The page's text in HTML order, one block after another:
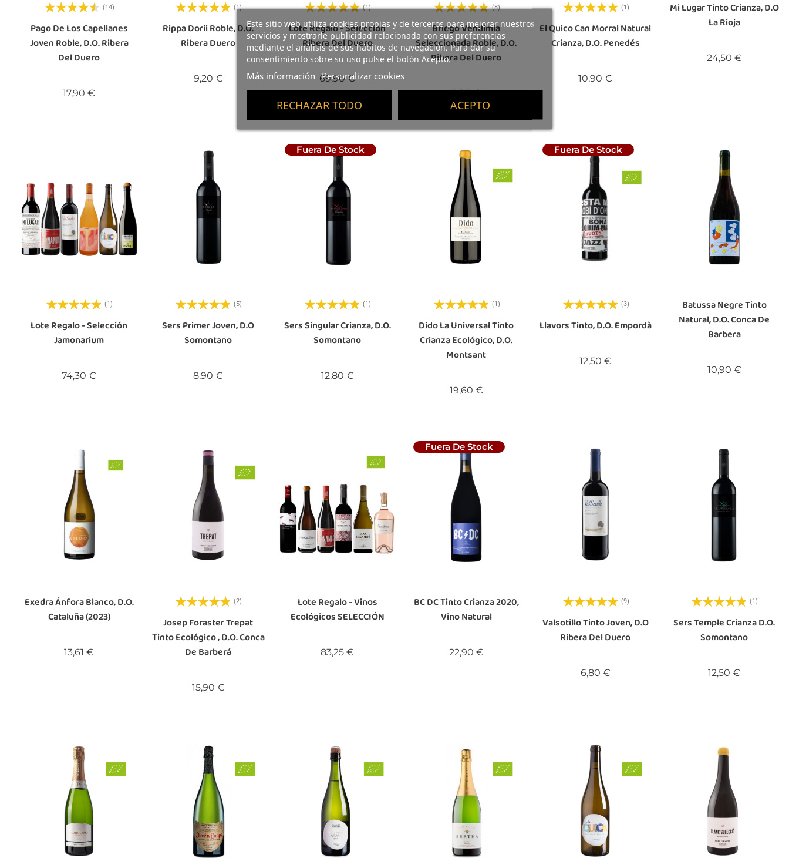
Este sitio web utiliza cookies propias y de terceros para mejorar nuestros
servicios y mostrarle publicidad relacionada con sus preferencias
mediante el análisis de sus hábitos de navegación. Para dar su
consentimiento sobre su uso pulse el botón Acepto.
Más información Personalizar cookies
RECHAZAR TODO ACEPTO
(14)
Pago De Los Capellanes
Joven Roble, D.O. Ribera
Del Duero
17,90 €
(1)
Rippa Dorii Roble, D.O.
Ribera Duero
9,20 €Precio
(1)
Lote Regalo - Selección
Ribera Del Duero
69,90 €Precio
(8)
Briego Vendimia
Seleccionada Roble, D.O.
Ribera Del Duero
9,20 €Precio
(1)
El Quico Can Morral Natural
Crianza, D.O. Penedés
10,90 €
Mi Lugar Tinto Crianza, D.O
La Rioja
24,50 €Precio
(1)
Lote Regalo - Selección
Jamonarium
74,30 €
(5)
Sers Primer Joven, D.O
Somontano
8,90 €
Fuera De Stock
(1)
Sers Singular Crianza, D.O.
Somontano
12,80 €Precio
(1)
Dido La Universal Tinto
Crianza Ecológico, D.O.
Montsant
19,60 €Precio
Fuera De Stock
(3)
Llavors Tinto, D.O. Empordà
12,50 €Precio
Batussa Negre Tinto
Natural, D.O. Conca De
Barbera
10,90 €Precio
Exedra Ánfora Blanco, D.O.
Cataluña (2023)
13,61 €
(2)
Josep Foraster Trepat
Tinto Ecológico , D.O. Conca
De Barberá
15,90 €Precio
Lote Regalo - Vinos
Ecológicos SELECCIÓN
83,25 €
Fuera De Stock
BC DC Tinto Crianza 2020,
Vino Natural
22,90 €Precio
(9)
Valsotillo Tinto Joven, D.O
Ribera Del Duero
6,80 €Precio
(1)
Sers Temple Crianza D.O.
Somontano
12,50 €